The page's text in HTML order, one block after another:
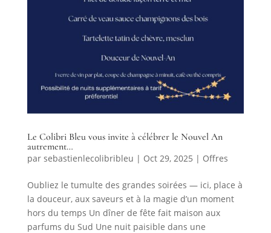
Le Colibri Bleu vous invite à célébrer le Nouvel An
autrement…
par sebastienlecolibribleu | Oct 29, 2025 | Offres
Oubliez le tumulte des grandes soirées — ici, place à
la douceur, aux saveurs et à la magie d’un moment
hors du temps Un dîner de fête fait maison aux
parfums du Sud Une nuit paisible dans une